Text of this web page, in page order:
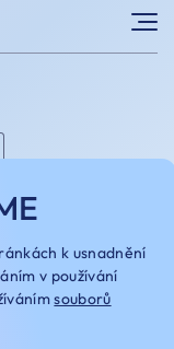
k usnadnění
v používání
souborů